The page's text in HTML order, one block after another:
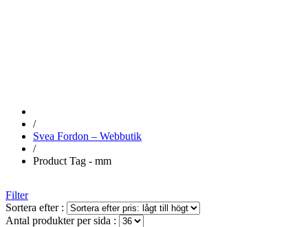
/
Svea Fordon – Webbutik
/
Product Tag - mm
Filter
Sortera efter :
Antal produkter per sida :